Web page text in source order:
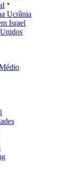
Ucrânia
Israel